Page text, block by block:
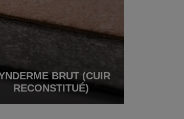
BRUT (CUIR
RECONSTITUÉ)